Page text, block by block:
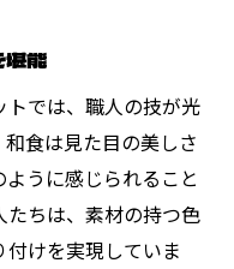
堪能
では、職人の技が光
食は見た目の美しさ
うに感じられること
ちは、素材の持つ色
けを実現していま